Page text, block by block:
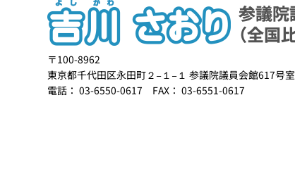
〒100-8962
東京都千代田区永田町２−１−１ 参議院議員会館617号室
電話： 03-6550-0617 FAX： 03-6551-0617